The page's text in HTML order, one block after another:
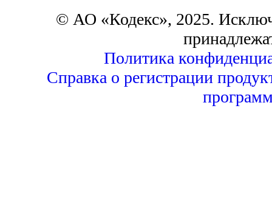
© АО «Кодекс», 2025.
Политика
Справка о регистрации